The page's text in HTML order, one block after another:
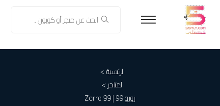
الرئيسية >
المتاجر >
زورو 99 | Zorro 99